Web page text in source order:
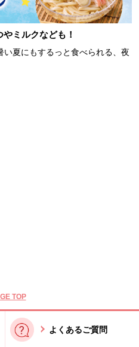
ミルクなども！
い夏にもするっと食べられる、夜
TOP
よくあるご質問